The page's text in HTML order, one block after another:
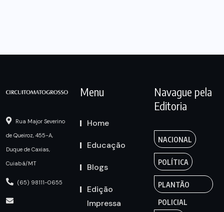
Rua Major Severino
de Queiroz, 455-A,
Duque de Caxias,
Cuiabá/MT
(65) 98111-0655
Menu
Home
Educação
Blogs
Edição
Impressa
Navague pela
Editoria
NACIONAL
POLÍTICA
PLANTÃO
POLICIAL